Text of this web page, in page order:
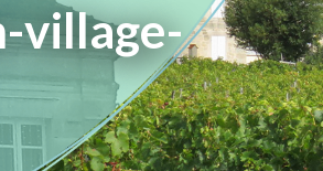
village-